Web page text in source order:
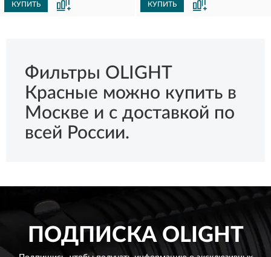
КУПИТЬ КУПИТЬ
Фильтры OLIGHT
Красные можно купить в
Москве и с доставкой по
всей России.
ПОДПИСКАOLIGHT